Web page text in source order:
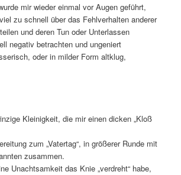
mir wieder einmal vor Augen geführt,
zu schnell über das Fehlverhalten anderer
und deren Tun oder Unterlassen
negativ betrachten und ungeniert
oder in milder Form altklug,
Kleinigkeit, die mir einen dicken „Kloß
zum „Vatertag“, in größerer Runde mit
zusammen.
Unachtsamkeit das Knie „verdreht“ habe,